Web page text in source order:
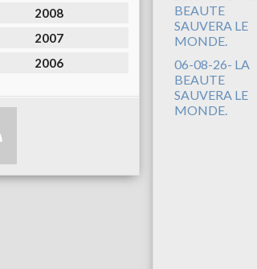
2008
2007
2006
06-08-26- LA
BEAUTE
SAUVERA LE
MONDE.